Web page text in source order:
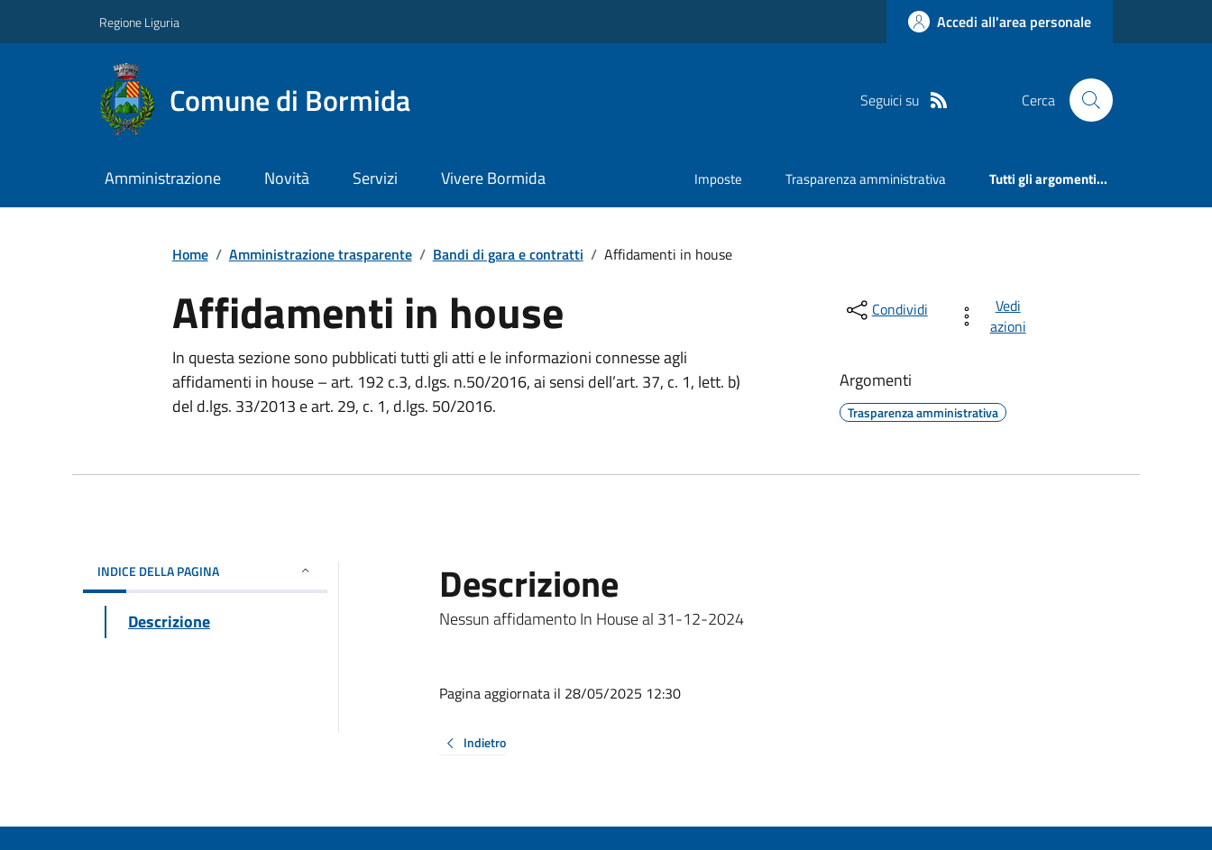
Regione Liguria Accedi all'area personale
Comune di Bormida Seguici su Cerca
Amministrazione Novità Servizi Vivere Bormida Imposte Trasparenza amministrativa Tutti gli argomenti...
Home / Amministrazione trasparente / Bandi di gara e contratti / Affidamenti in house
Affidamenti in house
In questa sezione sono pubblicati tutti gli atti e le informazioni connesse agli
affidamenti in house – art. 192 c.3, d.lgs. n.50/2016, ai sensi dell’art. 37, c. 1, lett. b)
del d.lgs. 33/2013 e art. 29, c. 1, d.lgs. 50/2016.
Condividi
Vedi
azioni
Argomenti
Trasparenza amministrativa
INDICE DELLA PAGINA
Descrizione
Descrizione
Nessun affidamento In House al 31-12-2024
Pagina aggiornata il 28/05/2025 12:30
Indietro